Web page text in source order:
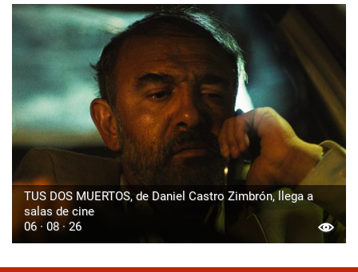
TUS DOS MUERTOS, de Daniel Castro Zimbrón, llega a
salas de cine
06 · 08 · 26